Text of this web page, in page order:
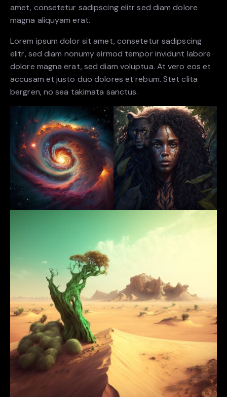
amet, consetetur sadipscing elitr sed diam dolore
magna aliquyam erat.
Lorem ipsum dolor sit amet, consetetur sadipscing
elitr, sed diam nonumy eirmod tempor invidunt labore
dolore magna erat, sed diam voluptua. At vero eos et
accusam et justo duo dolores et rebum. Stet clita
bergren, no sea takimata sanctus.